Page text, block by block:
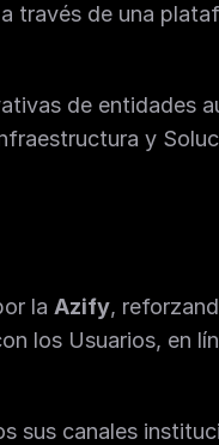
través de una
de entidades
y
la Azify,
los Usuarios, en
sus canales